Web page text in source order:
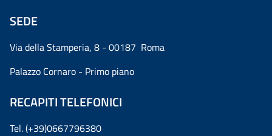
SEDE
Via della Stamperia, 8 - 00187 Roma
Palazzo Cornaro - Primo piano
RECAPITI TELEFONICI
Tel. (+39)0667796380